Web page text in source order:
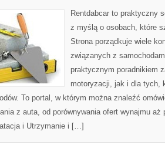
Rentdabcar to praktyczny
z myślą o osobach, które
Strona porządkuje wiele
związanych z
praktycznym poradnikiem
motoryzacji, jak i dla tych,
To portal, w którym można znaleźć
z auta, od porównywania ofert wynajmu aż
i Utrzymanie i […]